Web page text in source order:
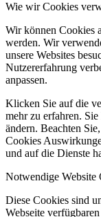
Wie wir Cookies
Wir können Cookies
werden. Wir
unsere Websites
Nutzererfahrung
anpassen.
Klicken Sie auf die
mehr zu erfahren.
ändern. Beachten
Cookies
und auf die Dienste
Notwendige Website
Diese Cookies sind
Webseite